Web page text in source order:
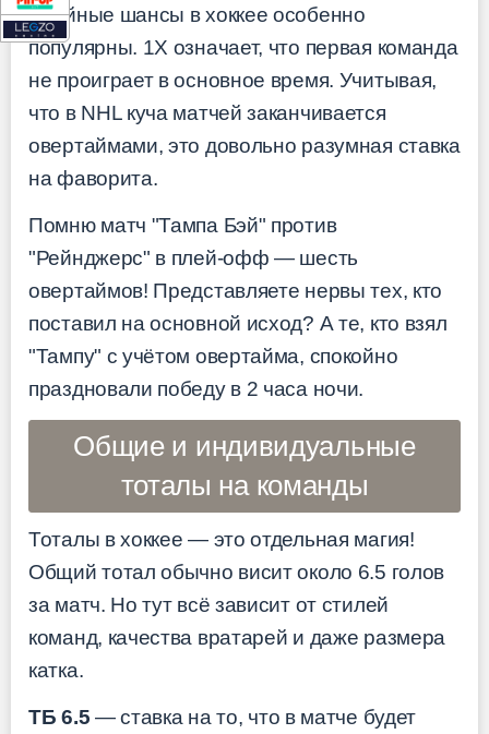
Двойные шансы в хоккее особенно
популярны. 1X означает, что первая команда
не проиграет в основное время. Учитывая,
что в NHL куча матчей заканчивается
овертаймами, это довольно разумная ставка
на фаворита.
Помню матч "Тампа Бэй" против
"Рейнджерс" в плей-офф — шесть
овертаймов! Представляете нервы тех, кто
поставил на основной исход? А те, кто взял
"Тампу" с учётом овертайма, спокойно
праздновали победу в 2 часа ночи.
Общие и индивидуальные
тоталы на команды
Тоталы в хоккее — это отдельная магия!
Общий тотал обычно висит около 6.5 голов
за матч. Но тут всё зависит от стилей
команд, качества вратарей и даже размера
катка.
ТБ 6.5 — ставка на то, что в матче будет